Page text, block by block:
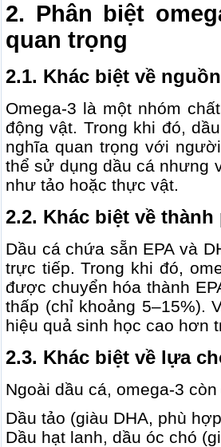
2. Phân biệt
quan trọng
2.1. Khác biệt về
Omega-3 là một nhóm
động vật. Trong khi đó,
nghĩa quan trọng với
thể sử dụng dầu cá nhưng
như tảo hoặc thực vật.
2.2. Khác biệt về
Dầu cá chứa sẵn EPA và
trực tiếp. Trong khi đó,
được chuyển hóa thành
thấp (chỉ khoảng 5–15%).
hiệu quả sinh học cao hơn
2.3. Khác biệt về lựa
Ngoài dầu cá, omega-3
Dầu tảo (giàu DHA, phù
Dầu hạt lanh, dầu óc chó